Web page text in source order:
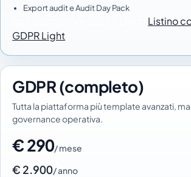
Export audit e Audit Day Pack
Listino
GDPR Light
GDPR (completo)
Tutta la piattaforma più template avanzati,
governance operativa.
€ 290/ mese
€ 2.900/ anno